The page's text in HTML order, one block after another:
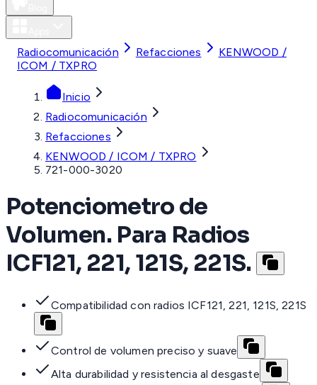
Radiocomunicación Refacciones
KENWOOD /
ICOM / TXPRO
Inicio
Radiocomunicación
Refacciones
KENWOOD / ICOM / TXPRO
721-000-3020
Potenciometro de
Volumen. Para Radios
ICF121, 221, 121S, 221S.
Compatibilidad con radios ICF121, 221, 121S, 221S
Control de volumen preciso y suave
Alta durabilidad y resistencia al desgaste